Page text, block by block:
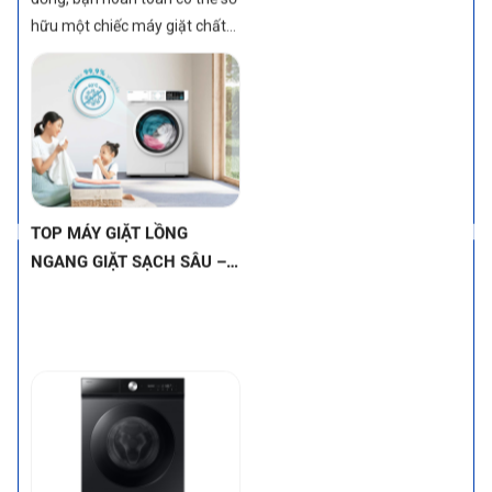
chọn tốt nhất trong tầm giá
này để tìm ra chiếc máy giặt
phù hợp nhất cho gia đình bạn
ĐẦU NHỜ CÔNG NGHỆ
HIỆN ĐẠI
TOP MÁY GIẶT LỒNG
NGANG GIÁ TỐT)